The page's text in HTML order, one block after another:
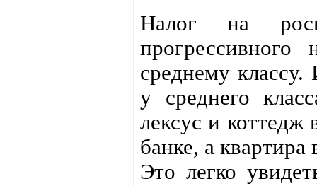
Налог на
среднему
у среднего
лексус и
банке, а
Это легко